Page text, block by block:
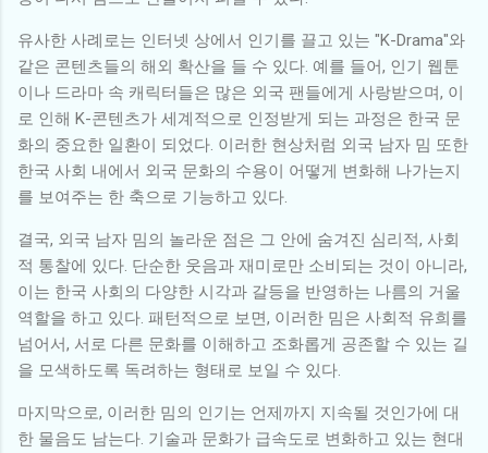
유사한 사례로는 인터넷 상에서 인기를 끌고 있는 "K-Drama"와
같은 콘텐츠들의 해외 확산을 들 수 있다. 예를 들어, 인기 웹툰
이나 드라마 속 캐릭터들은 많은 외국 팬들에게 사랑받으며, 이
로 인해 K-콘텐츠가 세계적으로 인정받게 되는 과정은 한국 문
화의 중요한 일환이 되었다. 이러한 현상처럼 외국 남자 밈 또한
한국 사회 내에서 외국 문화의 수용이 어떻게 변화해 나가는지
를 보여주는 한 축으로 기능하고 있다.
결국, 외국 남자 밈의 놀라운 점은 그 안에 숨겨진 심리적, 사회
적 통찰에 있다. 단순한 웃음과 재미로만 소비되는 것이 아니라,
이는 한국 사회의 다양한 시각과 갈등을 반영하는 나름의 거울
역할을 하고 있다. 패턴적으로 보면, 이러한 밈은 사회적 유희를
넘어서, 서로 다른 문화를 이해하고 조화롭게 공존할 수 있는 길
을 모색하도록 독려하는 형태로 보일 수 있다.
마지막으로, 이러한 밈의 인기는 언제까지 지속될 것인가에 대
한 물음도 남는다. 기술과 문화가 급속도로 변화하고 있는 현대